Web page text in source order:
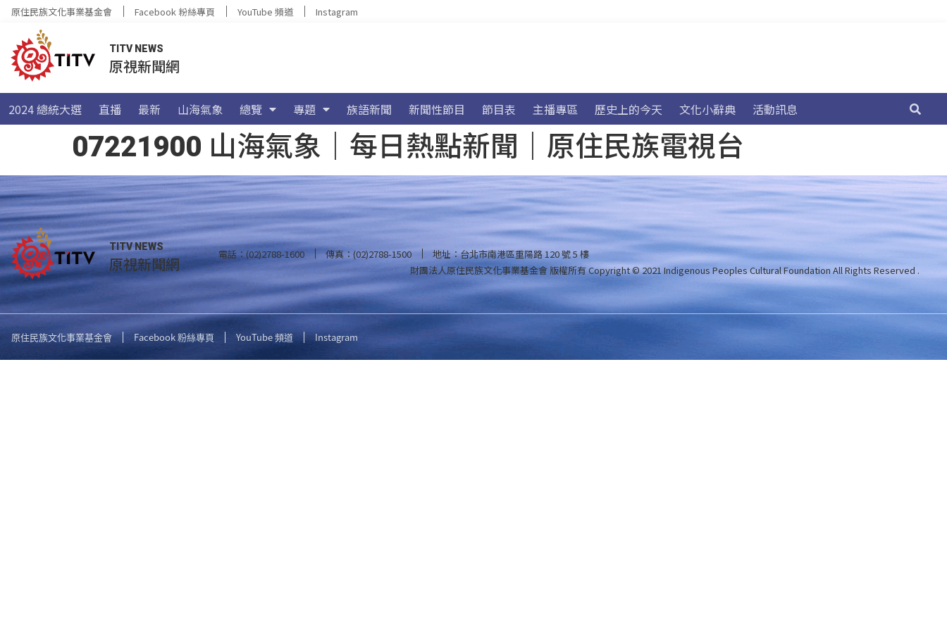
原住民族文化事業基金會 Facebook 粉絲專頁 YouTube 頻道 Instagram
TITV NEWS
原視新聞網
2024 總統大選 直播 最新 山海氣象 總覽 專題 族語新聞 新聞性節目 節目表 主播專區 歷史上的今天 文化小辭典 活動訊息
07221900 山海氣象｜每日熱點新聞｜原住民族電視台
TITV NEWS
原視新聞網 電話：(02)2788-1600 傳真：(02)2788-1500
地址：台北市南港區重陽路 120 號 5 樓
財團法人原住民族文化事業基金會 版權所有Copyright © 2021 Indigenous Peoples Cultural Foundation All Rights Reserved .
原住民族文化事業基金會 Facebook 粉絲專頁 YouTube 頻道 Instagram